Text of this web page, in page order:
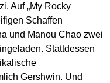
Auf „My Rocky
Schaffen
und Manou Chao zwei
Stattdessen
Gershwin. Und